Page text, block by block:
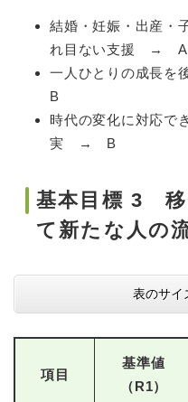
結婚・妊娠・出産・
れ目ない支援 → A
一人ひとりの成長
B
時代の変化に対応で
実 → B
基本目標 3 移
て新たな人の
表のサイ
項目
基準値
（R1）